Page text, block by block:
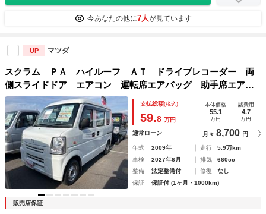
今あなたの他に7人が見ています
UP マツダ
スクラム ＰＡ ハイルーフ ＡＴ ドライブレコーダー 両
側スライドドア エアコン 運転席エアバッグ 助手席エアバ
ッグ ＣＤ ミュージックプレイヤー接続可
支払総額(税込)
59.8 万円
本体価格
55.1
万円
諸費用
4.7
万円
通常ローン 月々 8,700 円
年式 2009年 走行
5.9万km
車検
2027年6月 排気
660cc
整備
法定整備付 修復
なし
保証
保証付 (1ヶ月・1000km)
販売店保証